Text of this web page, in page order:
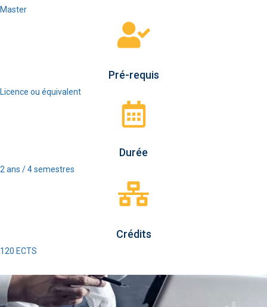
Master
Pré-requis
Licence ou équivalent
Durée
2 ans / 4 semestres
Crédits
120 ECTS